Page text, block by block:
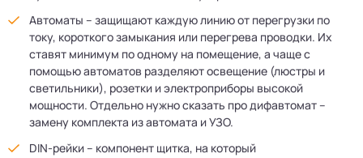
Автоматы – защищают каждую линию от перегрузки по
току, короткого замыкания или перегрева проводки. Их
ставят минимум по одному на помещение, а чаще с
помощью автоматов разделяют освещение (люстры и
светильники), розетки и электроприборы высокой
мощности. Отдельно нужно сказать про дифавтомат –
замену комплекта из автомата и УЗО.
DIN-рейки – компонент щитка, на который